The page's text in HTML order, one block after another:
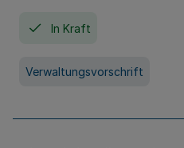
In Kraft
Verwaltungsvorschrift